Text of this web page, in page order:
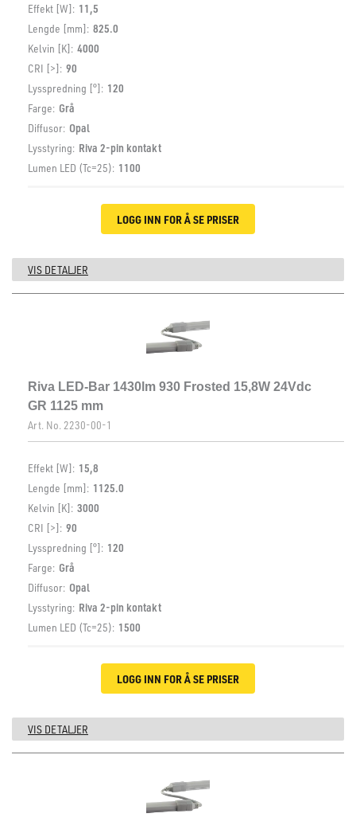
Effekt [W]: 11,5
Lengde [mm]: 825.0
Kelvin [K]: 4000
CRI [>]: 90
Lysspredning [°]: 120
Farge: Grå
Diffusor: Opal
Lysstyring: Riva 2-pin kontakt
Lumen LED (Tc=25): 1100
LOGG INN FOR Å SE PRISER
VIS DETALJER
Riva LED-Bar 1430lm 930 Frosted 15,8W 24Vdc
GR 1125 mm
Art. No. 2230-00-1
Effekt [W]: 15,8
Lengde [mm]: 1125.0
Kelvin [K]: 3000
CRI [>]: 90
Lysspredning [°]: 120
Farge: Grå
Diffusor: Opal
Lysstyring: Riva 2-pin kontakt
Lumen LED (Tc=25): 1500
LOGG INN FOR Å SE PRISER
VIS DETALJER